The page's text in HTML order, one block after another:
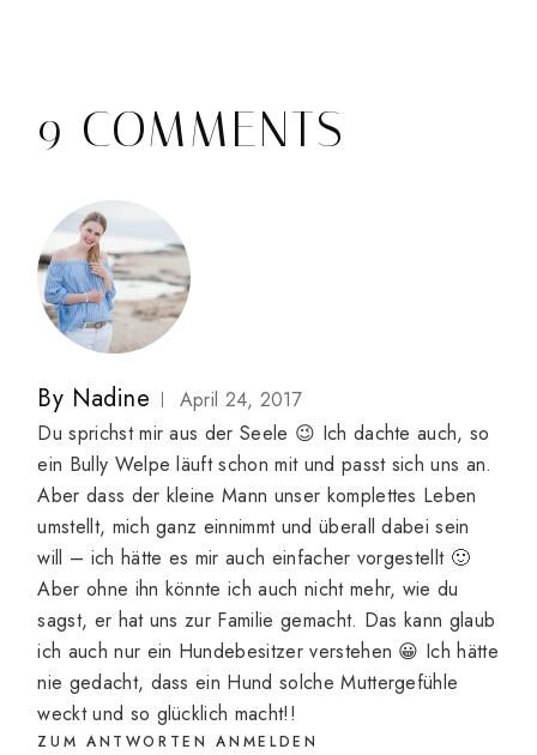
9 COMMENTS
By Nadine
April 24, 2017
Du sprichst mir aus der Seele 😉 Ich dachte auch, so
ein Bully Welpe läuft schon mit und passt sich uns an.
Aber dass der kleine Mann unser komplettes Leben
umstellt, mich ganz einnimmt und überall dabei sein
will – ich hätte es mir auch einfacher vorgestellt 🙂
Aber ohne ihn könnte ich auch nicht mehr, wie du
sagst, er hat uns zur Familie gemacht. Das kann glaub
ich auch nur ein Hundebesitzer verstehen 😀 Ich hätte
nie gedacht, dass ein Hund solche Muttergefühle
weckt und so glücklich macht!!
ZUM ANTWORTEN ANMELDEN